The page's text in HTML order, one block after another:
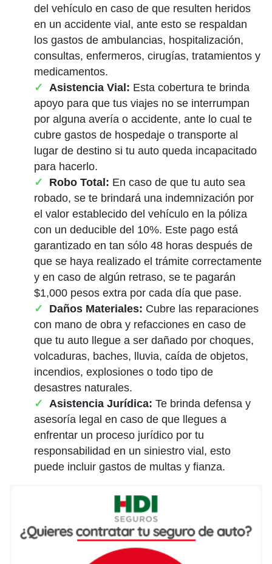
del vehículo en caso de que resulten heridos
en un accidente vial, ante esto se respaldan
los gastos de ambulancias, hospitalización,
consultas, enfermeros, cirugías, tratamientos y
medicamentos.
Asistencia Vial: Esta cobertura te brinda
apoyo para que tus viajes no se interrumpan
por alguna avería o accidente, ante lo cual te
cubre gastos de hospedaje o transporte al
lugar de destino si tu auto queda incapacitado
para hacerlo.
Robo Total: En caso de que tu auto sea
robado, se te brindará una indemnización por
el valor establecido del vehículo en la póliza
con un deducible del 10%. Este pago está
garantizado en tan sólo 48 horas después de
que se haya realizado el trámite correctamente
y en caso de algún retraso, se te pagarán
$1,000 pesos extra por cada día que pase.
Daños Materiales: Cubre las reparaciones
con mano de obra y refacciones en caso de
que tu auto llegue a ser dañado por choques,
volcaduras, baches, lluvia, caída de objetos,
incendios, explosiones o todo tipo de
desastres naturales.
Asistencia Jurídica: Te brinda defensa y
asesoría legal en caso de que llegues a
enfrentar un proceso jurídico por tu
responsabilidad en un siniestro vial, esto
puede incluir gastos de multas y fianza.